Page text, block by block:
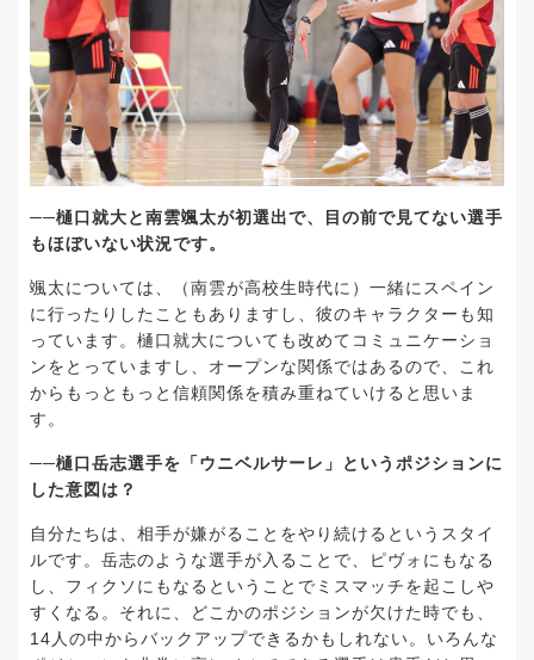
──樋口就大と南雲颯太が初選出で、目の前で見てない選手
もほぼいない状況です。
颯太については、（南雲が高校生時代に）一緒にスペイン
に行ったりしたこともありますし、彼のキャラクターも知
っています。樋口就大についても改めてコミュニケーショ
ンをとっていますし、オープンな関係ではあるので、これ
からもっともっと信頼関係を積み重ねていけると思いま
す。
──樋口岳志選手を「ウニベルサーレ」というポジションに
した意図は？
自分たちは、相手が嫌がることをやり続けるというスタイ
ルです。岳志のような選手が入ることで、ピヴォにもなる
し、フィクソにもなるということでミスマッチを起こしや
すくなる。それに、どこかのポジションが欠けた時でも、
14人の中からバックアップできるかもしれない。いろんな